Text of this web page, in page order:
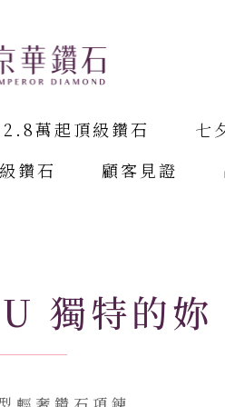
2.8萬起頂級鑽石
七
鑽石 顧客見證
獨特的妳